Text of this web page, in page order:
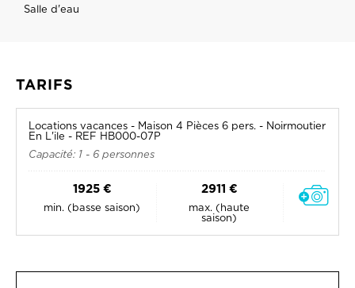
Salle d'eau
TARIFS
Locations vacances - Maison 4 Pièces 6 pers. - Noirmoutier
En L'ile - REF HB000-07P
Capacité: 1 - 6 personnes
1925 €
min. (basse saison)
2911 €
max. (haute
saison)